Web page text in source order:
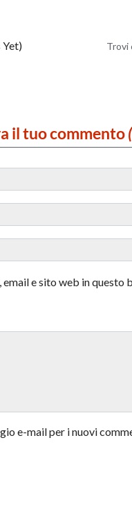
Yet) Trovi
il tuo commento
email e sito web in
e-mail per i nuovi